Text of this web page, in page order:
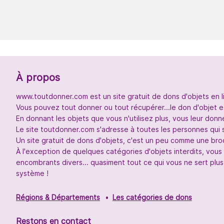
À propos
www.toutdonner.com est un site gratuit de dons d'objets en
Vous pouvez tout donner ou tout récupérer...le don d'objet
En donnant les objets que vous n'utilisez plus, vous leur
Le site toutdonner.com s'adresse à toutes les personnes
Un site gratuit de dons d'objets, c'est un peu comme une
À l'exception de quelques catégories d'objets interdits,
encombrants divers... quasiment tout ce qui vous ne sert
système !
Régions & Départements Les catégories de dons
Restons en contact